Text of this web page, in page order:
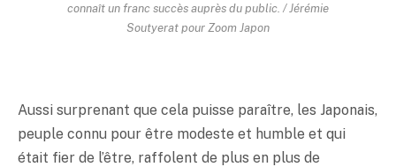
connaît un franc succès auprès du public. / Jérémie
Soutyerat pour Zoom Japon
Aussi surprenant que cela puisse paraître, les Japonais,
peuple connu pour être modeste et humble et qui
était fier de l’être, raffolent de plus en plus de